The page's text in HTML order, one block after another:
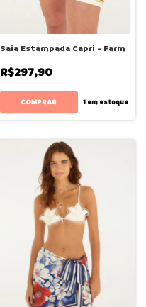
Saia Estampada Capri - Farm
R$297,90
COMPRAR 1 em estoque